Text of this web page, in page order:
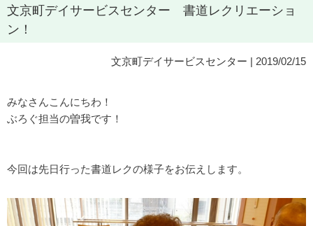
文京町デイサービスセンター 書道レクリエーショ
ン！
文京町デイサービスセンター | 2019/02/15
みなさんこんにちわ！
ぶろぐ担当の曽我です！
今回は先日行った書道レクの様子をお伝えします。